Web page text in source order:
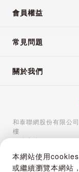
本網站使用
或繼續瀏覽本網站
阿里山
阿里山
尺以上
工精
彎曲，
雋永，
會員權益
常見問題
關於我們
和泰聯網股份有限公
樓
服務專線：02-5570-
Copyright © 2024